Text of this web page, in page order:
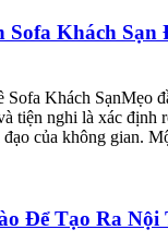
Sofa Khách Sạn
Khách SạnMẹo
tiện nghi là xác định
đạo của không gian.
Để Tạo Ra